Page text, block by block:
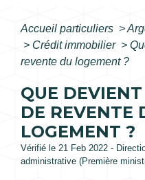
Accueil particuliers >
> Crédit immobilier >
revente du logement ?
QUE
DE REVENTE
LOGEMENT ?
Vérifié le 21 Feb 2022 -
administrative (Première